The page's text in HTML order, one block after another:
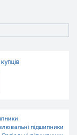
підшипники